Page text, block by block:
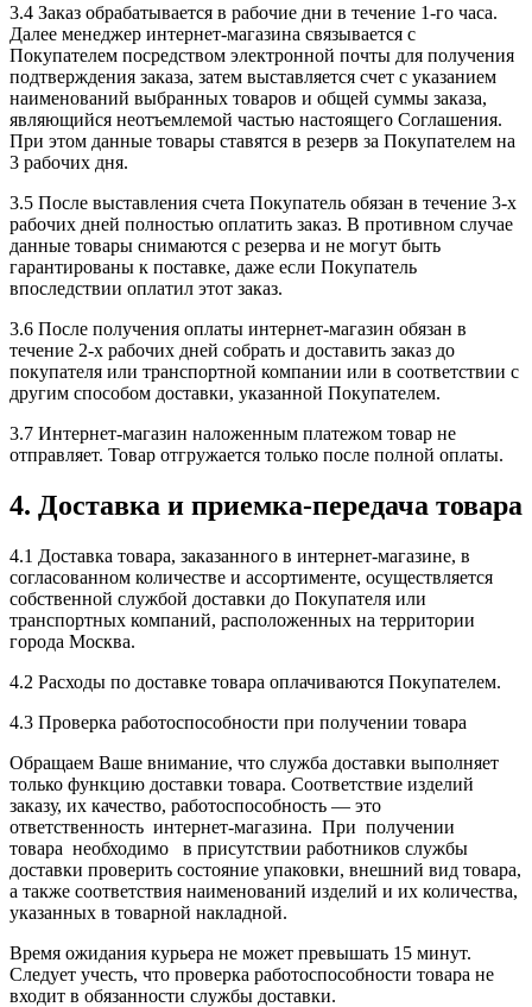
3.4 Заказ обрабатывается в рабочие дни в течение 1-го часа.
Далее менеджер интернет-магазина связывается с
Покупателем посредством электронной почты для получения
подтверждения заказа, затем выставляется счет с указанием
наименований выбранных товаров и общей суммы заказа,
являющийся неотъемлемой частью настоящего Соглашения.
При этом данные товары ставятся в резерв за Покупателем на
3 рабочих дня.
3.5 После выставления счета Покупатель обязан в течение 3-х
рабочих дней полностью оплатить заказ. В противном случае
данные товары снимаются с резерва и не могут быть
гарантированы к поставке, даже если Покупатель
впоследствии оплатил этот заказ.
3.6 После получения оплаты интернет-магазин обязан в
течение 2-х рабочих дней собрать и доставить заказ до
покупателя или транспортной компании или в соответствии с
другим способом доставки, указанной Покупателем.
3.7 Интернет-магазин наложенным платежом товар не
отправляет. Товар отгружается только после полной оплаты.
4. Доставка и приемка-передача товара
4.1 Доставка товара, заказанного в интернет-магазине, в
согласованном количестве и ассортименте, осуществляется
собственной службой доставки до Покупателя или
транспортных компаний, расположенных на территории
города Москва.
4.2 Расходы по доставке товара оплачиваются Покупателем.
4.3 Проверка работоспособности при получении товара
Обращаем Ваше внимание, что служба доставки выполняет
только функцию доставки товара. Соответствие изделий
заказу, их качество, работоспособность — это
ответственность интернет-магазина. При получении
товара необходимо в присутствии работников службы
доставки проверить состояние упаковки, внешний вид товара,
а также соответствия наименований изделий и их количества,
указанных в товарной накладной.
Время ожидания курьера не может превышать 15 минут.
Следует учесть, что проверка работоспособности товара не
входит в обязанности службы доставки.